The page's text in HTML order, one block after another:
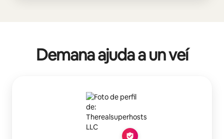
Demana ajuda a un veí